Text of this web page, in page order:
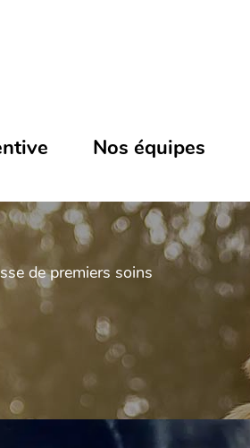
Nos équipes
de premiers soins